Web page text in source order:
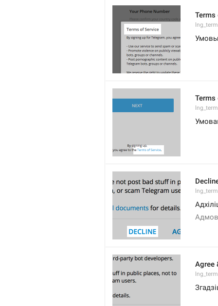
Terms
Умовы
Terms
Agree